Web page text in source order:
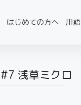
はじめての方へ 用
浅草ミクロ